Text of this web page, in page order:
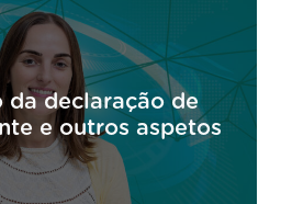
da declaração de
e outros aspetos